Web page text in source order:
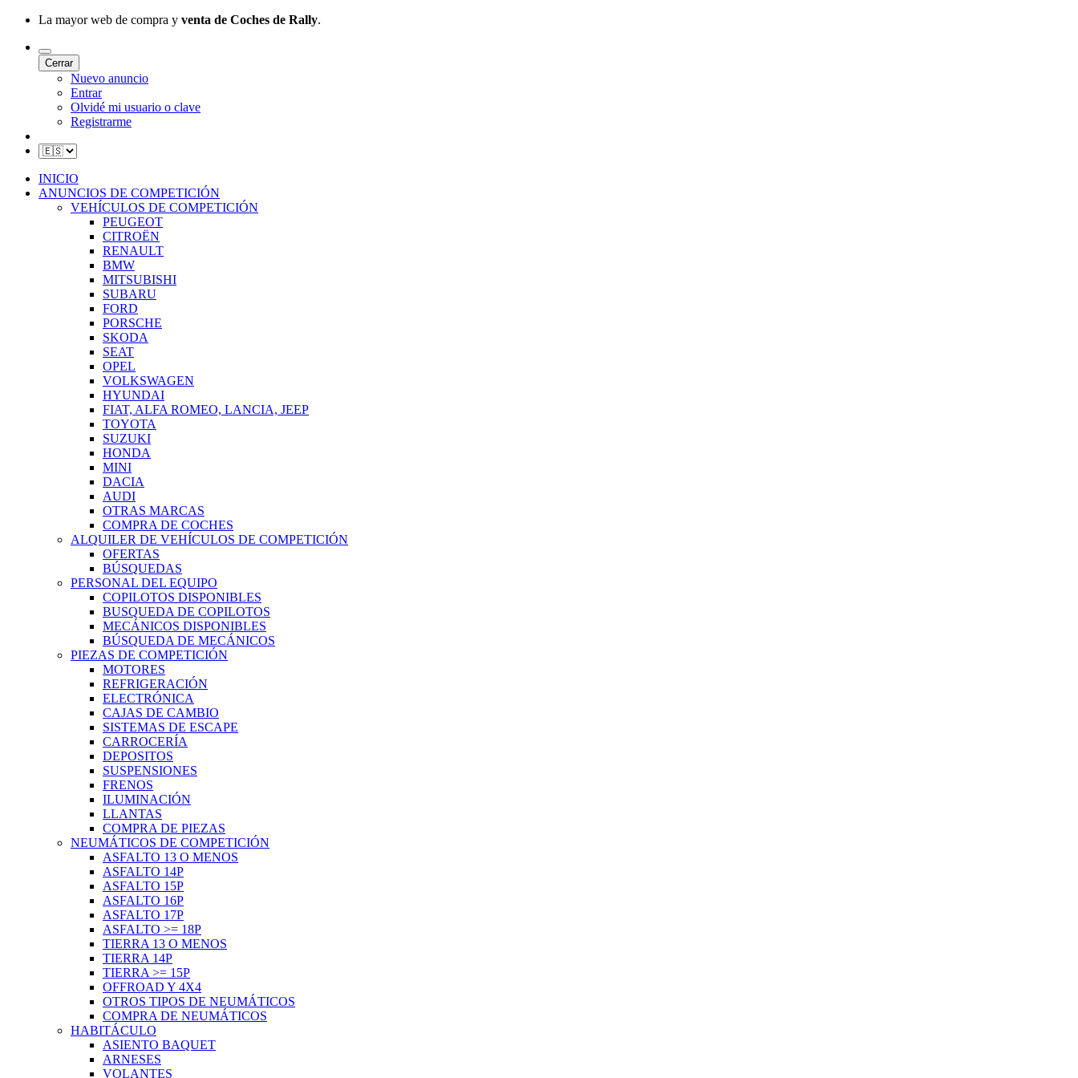
La mayor web de compra y venta de Coches de Rally.
Cerrar
Nuevo anuncio
Entrar
Olvidé mi usuario o clave
Registrarme
INICIO
ANUNCIOS DE COMPETICIÓN
VEHÍCULOS DE COMPETICIÓN
PEUGEOT
CITROËN
RENAULT
BMW
MITSUBISHI
SUBARU
FORD
PORSCHE
SKODA
SEAT
OPEL
VOLKSWAGEN
HYUNDAI
FIAT, ALFA ROMEO, LANCIA, JEEP
TOYOTA
SUZUKI
HONDA
MINI
DACIA
AUDI
OTRAS MARCAS
COMPRA DE COCHES
ALQUILER DE VEHÍCULOS DE COMPETICIÓN
OFERTAS
BÚSQUEDAS
PERSONAL DEL EQUIPO
COPILOTOS DISPONIBLES
BUSQUEDA DE COPILOTOS
MECÁNICOS DISPONIBLES
BÚSQUEDA DE MECÁNICOS
PIEZAS DE COMPETICIÓN
MOTORES
REFRIGERACIÓN
ELECTRÓNICA
CAJAS DE CAMBIO
SISTEMAS DE ESCAPE
CARROCERÍA
DEPOSITOS
SUSPENSIONES
FRENOS
ILUMINACIÓN
LLANTAS
COMPRA DE PIEZAS
NEUMÁTICOS DE COMPETICIÓN
ASFALTO 13 O MENOS
ASFALTO 14P
ASFALTO 15P
ASFALTO 16P
ASFALTO 17P
ASFALTO >= 18P
TIERRA 13 O MENOS
TIERRA 14P
TIERRA >= 15P
OFFROAD Y 4X4
OTROS TIPOS DE NEUMÁTICOS
COMPRA DE NEUMÁTICOS
HABITÁCULO
ASIENTO BAQUET
ARNESES
VOLANTES